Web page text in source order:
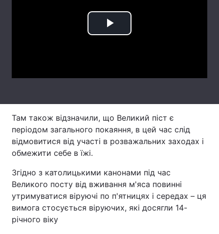
Регіони
Контакти
Послуги
Play
Там також відзначили, що Великий піст є
періодом загального покаяння, в цей час слід
відмовитися від участі в розважальних заходах і
обмежити себе в їжі.
Згідно з католицькими канонами під час
Великого посту від вживання м'яса повинні
утримуватися віруючі по п'ятницях і середах – ця
вимога стосується віруючих, які досягли 14-
річного віку